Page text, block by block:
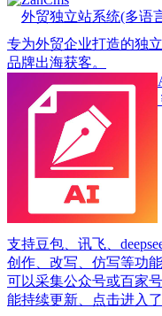
外贸独立站系统(多语
专为外贸企业打造的独
品牌出海获客。
支持豆包、讯飞、
创作、改写、仿写等功能
可以采集公众号或百家
能持续更新、点击进入了